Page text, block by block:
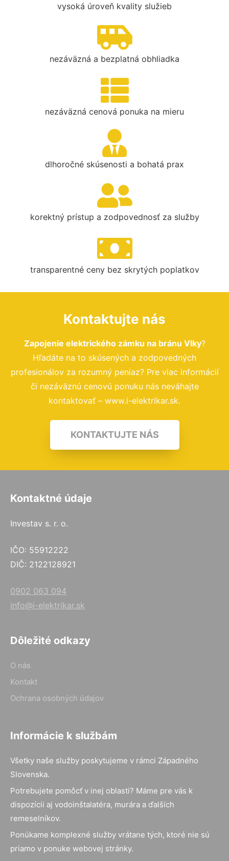
vysoká úroveň kvality služieb
nezáväzná a bezplatná obhliadka
nezáväzná cenová ponuka na mieru
dlhoročné skúsenosti a bohatá prax
korektný prístup a zodpovednosť za služby
transparentné ceny bez skrytých poplatkov
Kontaktujte nás
Zapojenie elektrického zámku na bránu Vlky?
Hľadáte na to skúsených a zodpovedných
profesionálov za rozumný peniaz? Pre viac informácií
či nezáväznú cenovú ponuku nás neváhajte
kontaktovať – www.i-elektrikar.sk.
KONTAKTUJTE NÁS
Kontaktné údaje
Investav s. r. o.
IČO: 55912222
DIČ: 2122128921
0902 063 094
info@i-elektrikar.sk
Dôležité odkazy
O nás
Kontakt
Ochrana osobných údajov
Informácie k službám
Všetky naše služby poskytujeme v rámci Západného
Slovenska.
Potrebujete pomôcť v inej oblasti? Máme pre vás k
dispozícii aj vodoinštalatéra, murára a ďalších
remeselníkov.
Ponúkame komplexné služby vrátane tých, ktoré nie sú
priamo v ponuke webovej stránky.